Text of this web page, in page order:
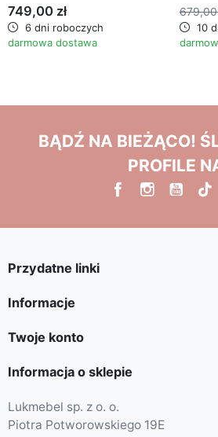
749,00 zł
6 dni roboczych
darmowa dostawa
679,00
10
BĄDŹ NA BIEŻĄCO!
PROFILE
Przydatne linki
Informacje
Twoje konto
Informacja o sklepie
Lukmebel sp. z o. o.
Piotra Potworowskiego 19E